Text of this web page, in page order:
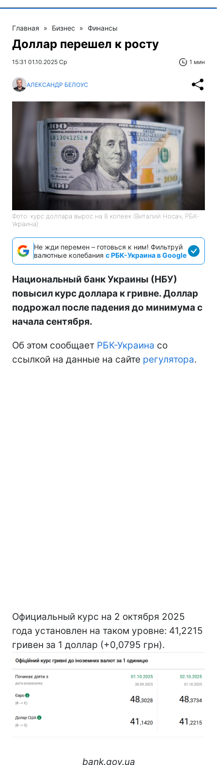
Главная » Бизнес » Финансы
Доллар перешел к росту
15:31 01.10.2025 Ср 1 мин
АЛЕКСАНДР БЕЛОУС
Фото: курс доллара вырос на 8 копеек (Виталий Носач, РБК-
Украина)
Не жди перемен – готовься к ним! Фильтруй
валютные колебания с РБК-Украина в Google
Национальный банк Украины (НБУ)
повысил курс доллара к гривне. Доллар
подрожал после падения до минимума с
начала сентября.
Об этом сообщает РБК-Украина со
ссылкой на данные на сайте регулятора.
Официальный курс на 2 октября 2025
года установлен на таком уровне: 41,2215
гривен за 1 доллар (+0,0795 грн).
bank.gov.ua